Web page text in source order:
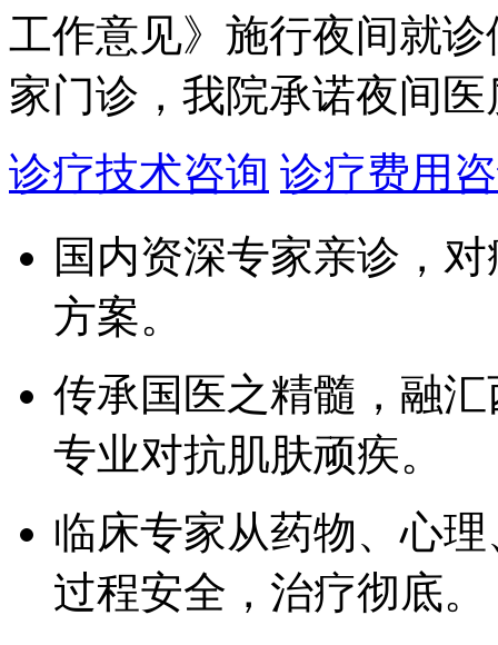
工作意见》施行夜间就
家门诊，我院承诺夜间
诊疗技术咨询 诊疗费用
国内资深专家亲诊，
方案。
传承国医之精髓，融
专业对抗肌肤顽疾。
临床专家从药物、心
过程安全，治疗彻底。